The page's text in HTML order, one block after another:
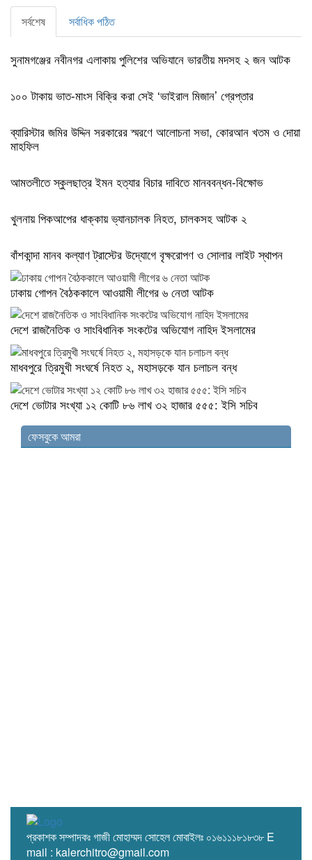
সর্বশেষ
সর্বাধিক পঠিত
সুনামগঞ্জের নবীনগর এলাকায় পুলিশের অভিযানে ভারতীয় মদসহ ২ জন আটক
১০০ টাকায় ভাত-মাংস বিক্রি করা সেই ‘ভাইরাল মিজান’ গ্রেপ্তার
ব্যারিস্টার জমির উদ্দিন সরকারের স্মরণে আলোচনা সভা, কোরআন খতম ও দোয়া
মাহফিল
আমতলীতে স্কুলছাত্র ইমন হত্যার বিচার দাবিতে মানববন্ধন-বিক্ষোভ
খুলনায় পিকআপের ধাক্কায় ভ্যানচালক নিহত, চালকসহ আটক ২
বাঁশকান্দা মানব কল্যাণ ট্রাস্টের উদ্যোগে বৃক্ষরোপণ ও সোলার লাইট স্থাপন
ঢাকায় গোপন বৈঠককালে আওয়ামী লীগের ৬ নেতা আটক
দেশে রাজনৈতিক ও সাংবিধানিক সংকটের অভিযোগ নাহিদ ইসলামের
মাধবপুরে ত্রিমুখী সংঘর্ষে নিহত ২, মহাসড়কে যান চলাচল বন্ধ
দেশে ভোটার সংখ্যা ১২ কোটি ৮৬ লাখ ৩২ হাজার ৫৫৫: ইসি সচিব
ফেসবুকে আমরা
প্রকাশক সম্পাদকঃ গাজী মোহাম্মদ সোহেল মোবাইলঃ ০১৬১১১৮১৮৩৮ E
mail : kalerchitro@gmail.com